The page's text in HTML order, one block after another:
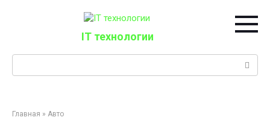
IT технологии
Главная » Авто